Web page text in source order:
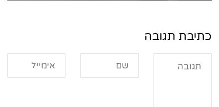
כתיבת תגובה